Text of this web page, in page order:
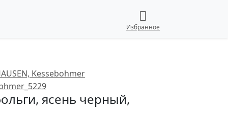
Избранное
ясень черный,